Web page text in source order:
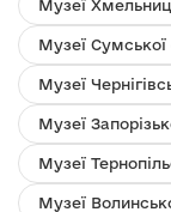
Музеї
Музеї Сумської
Музеї
Музеї
Музеї
Музеї